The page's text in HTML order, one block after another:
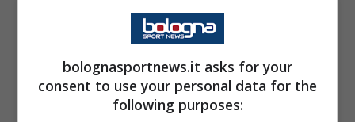
In crescita anche il valore di Jens
l’estate scorsa per 4.28 milioni e reinventato
da Italiano come trequartista. Il classe 1999
bolognasportnews.it asks for your
consent to use your personal data for the
following purposes: